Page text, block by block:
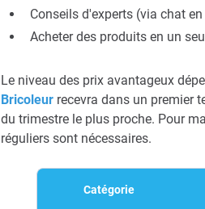
Conseils d'experts (via chat
Acheter des produits en un
Le niveau des prix avantageux
Bricoleurrecevra dans un premier
du trimestre le plus proche. Pour
réguliers sont nécessaires.
Catégorie